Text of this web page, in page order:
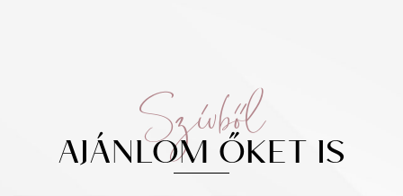
Szívből
AJÁNLOM ŐKET IS